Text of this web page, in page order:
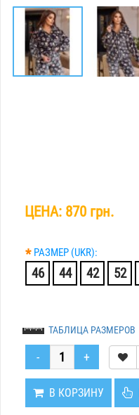
ЦЕНА: 870 грн.
* РАЗМЕР (UKR):
46 44 42 52
ТАБЛИЦА РАЗМЕРОВ
В КОРЗИНУ